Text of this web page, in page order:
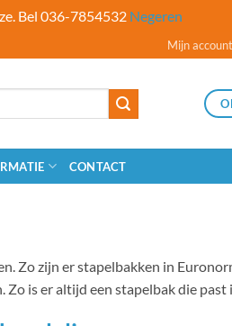
Bel 036-7854532 Negeren
Mijn account
CONTACT
Zo zijn er stapelbakken in
is er altijd een stapelbak die